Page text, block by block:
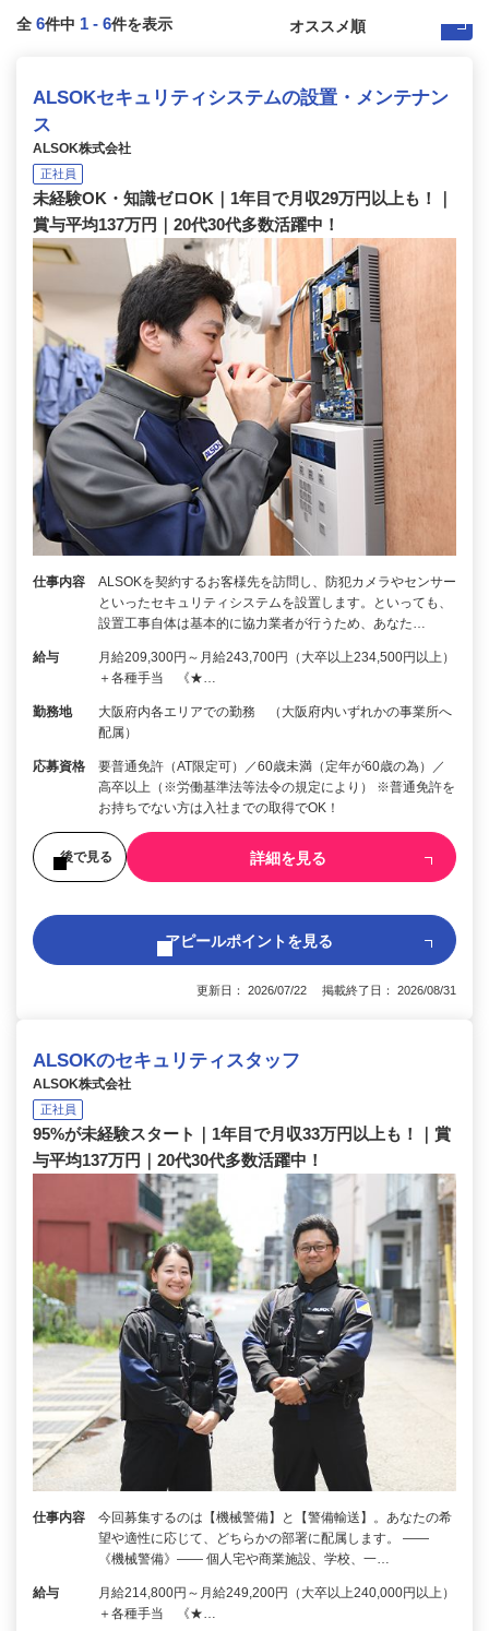
全 6件中 1 - 6件を表示
ALSOKセキュリティシステムの設置・メンテナン
ス
ALSOK株式会社
正社員
未経験OK・知識ゼロOK｜1年目で月収29万円以上も！｜
賞与平均137万円｜20代30代多数活躍中！
仕事内容
ALSOKを契約するお客様先を訪問し、防犯カメラやセンサー
といったセキュリティシステムを設置します。といっても、
設置工事自体は基本的に協力業者が行うため、あなた…
給与
月給209,300円～月給243,700円（大卒以上234,500円以上）
＋各種手当 《★…
勤務地
大阪府内各エリアでの勤務 （大阪府内いずれかの事業所へ
配属）
応募資格
要普通免許（AT限定可）／60歳未満（定年が60歳の為）／
高卒以上（※労働基準法等法令の規定により） ※普通免許を
お持ちでない方は入社までの取得でOK！
後で見る 詳細を見る
アピールポイントを見る
更新日： 2026/07/22 掲載終了日： 2026/08/31
ALSOKのセキュリティスタッフ
ALSOK株式会社
正社員
95%が未経験スタート｜1年目で月収33万円以上も！｜賞
与平均137万円｜20代30代多数活躍中！
仕事内容
今回募集するのは【機械警備】と【警備輸送】。あなたの希
望や適性に応じて、どちらかの部署に配属します。 ――
《機械警備》―― 個人宅や商業施設、学校、一…
給与
月給214,800円～月給249,200円（大卒以上240,000円以上）
＋各種手当 《★…